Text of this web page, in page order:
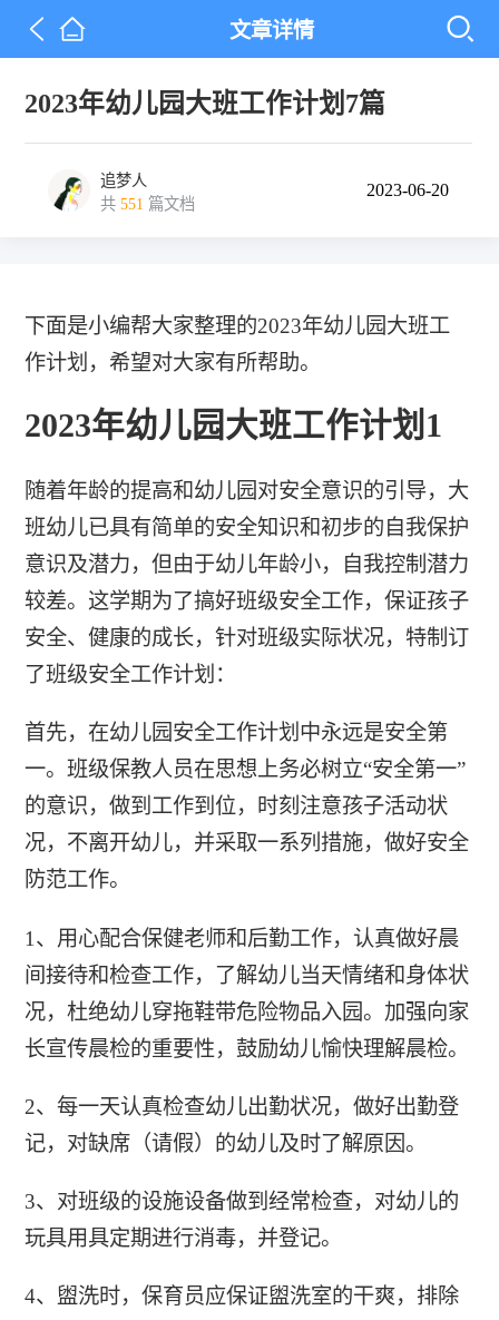
文章详情
2023年幼儿园大班工作计划7篇
追梦人
共 551 篇文档
2023-06-20
下面是小编帮大家整理的2023年幼儿园大班工
作计划，希望对大家有所帮助。
2023年幼儿园大班工作计划1
随着年龄的提高和幼儿园对安全意识的引导，大
班幼儿已具有简单的安全知识和初步的自我保护
意识及潜力，但由于幼儿年龄小，自我控制潜力
较差。这学期为了搞好班级安全工作，保证孩子
安全、健康的成长，针对班级实际状况，特制订
了班级安全工作计划：
首先，在幼儿园安全工作计划中永远是安全第
一。班级保教人员在思想上务必树立“安全第一”
的意识，做到工作到位，时刻注意孩子活动状
况，不离开幼儿，并采取一系列措施，做好安全
防范工作。
1、用心配合保健老师和后勤工作，认真做好晨
间接待和检查工作，了解幼儿当天情绪和身体状
况，杜绝幼儿穿拖鞋带危险物品入园。加强向家
长宣传晨检的重要性，鼓励幼儿愉快理解晨检。
2、每一天认真检查幼儿出勤状况，做好出勤登
记，对缺席（请假）的幼儿及时了解原因。
3、对班级的设施设备做到经常检查，对幼儿的
玩具用具定期进行消毒，并登记。
4、盥洗时，保育员应保证盥洗室的干爽，排除